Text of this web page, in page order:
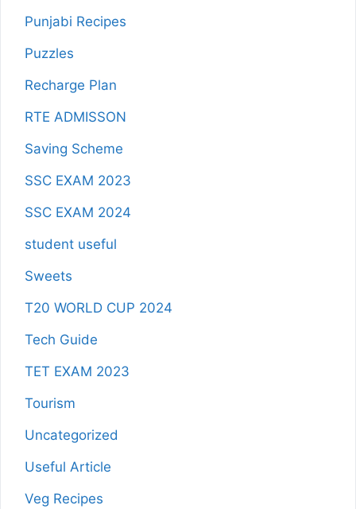
Punjabi Recipes
Puzzles
Recharge Plan
RTE ADMISSON
Saving Scheme
SSC EXAM 2023
SSC EXAM 2024
student useful
Sweets
T20 WORLD CUP 2024
Tech Guide
TET EXAM 2023
Tourism
Uncategorized
Useful Article
Veg Recipes